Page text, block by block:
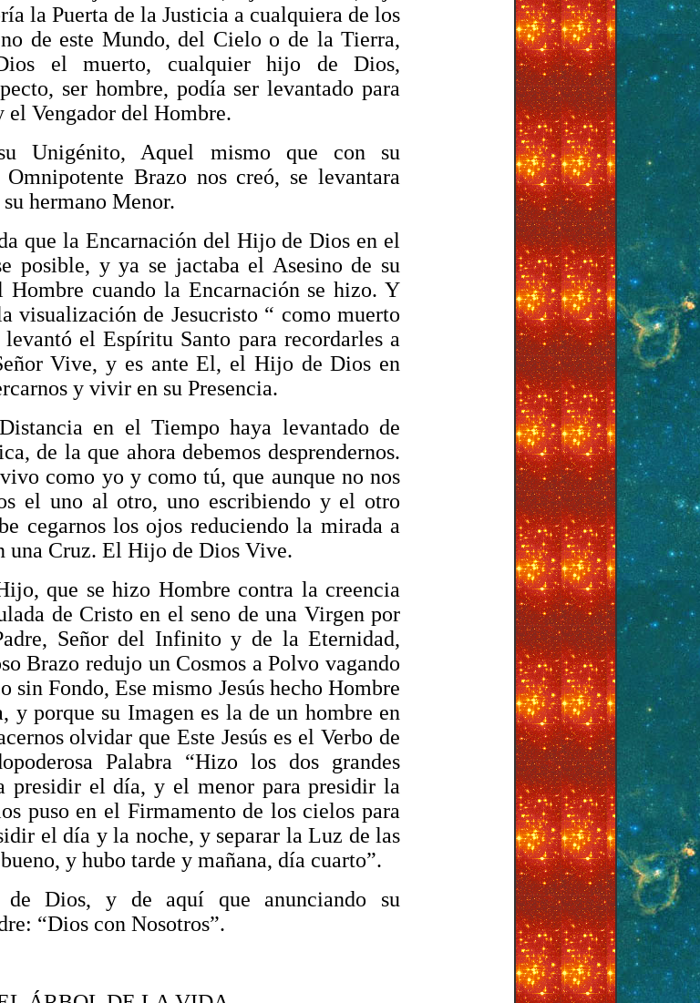
la Puerta de la Justicia a cualquiera de los
de este Mundo, del Cielo o de la Tierra,
el muerto, cualquier hijo de Dios,
ser hombre, podía ser levantado para
el Vengador del Hombre.
Unigénito, Aquel mismo que con su
Omnipotente Brazo nos creó, se levantara
hermano Menor.
que la Encarnación del Hijo de Dios en el
posible, y ya se jactaba el Asesino de su
cuando la Encarnación se hizo. Y
visualización de Jesucristo “ como muerto
el Espíritu Santo para recordarles a
Vive, y es ante El, el Hijo de Dios en
y vivir en su Presencia.
en el Tiempo haya levantado de
de la que ahora debemos desprendernos.
como yo y como tú, que aunque no nos
el uno al otro, uno escribiendo y el otro
cegarnos los ojos reduciendo la mirada a
una Cruz. El Hijo de Dios Vive.
que se hizo Hombre contra la creencia
de Cristo en el seno de una Virgen por
Señor del Infinito y de la Eternidad,
Brazo redujo un Cosmos a Polvo vagando
sin Fondo, Ese mismo Jesús hecho Hombre
y porque su Imagen es la de un hombre en
olvidar que Este Jesús es el Verbo de
Palabra “Hizo los dos grandes
presidir el día, y el menor para presidir la
puso en el Firmamento de los cielos para
el día y la noche, y separar la Luz de las
y hubo tarde y mañana, día cuarto”.
de Dios, y de aquí que anunciando su
“Dios con Nosotros”.